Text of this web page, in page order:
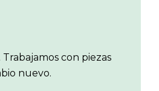
Trabajamos con piezas
nuevo.